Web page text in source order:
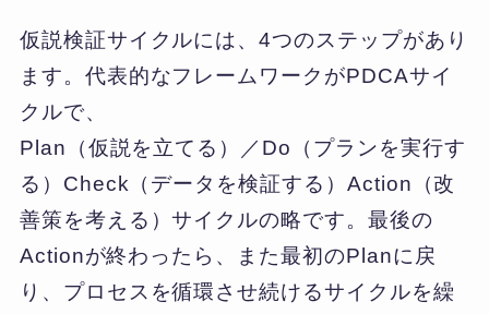
仮説検証サイクルには、4つのステップがあり
ます。代表的なフレームワークがPDCAサイ
クルで、
Plan（仮説を立てる）／Do（プランを実行す
る）Check（データを検証する）Action（改
善策を考える）サイクルの略です。最後の
Actionが終わったら、また最初のPlanに戻
り、プロセスを循環させ続けるサイクルを繰